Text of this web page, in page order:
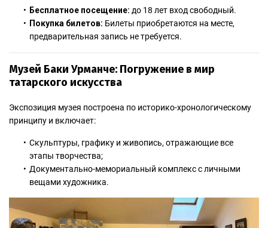
Бесплатное посещение: до 18 лет вход свободный.
Покупка билетов: Билеты приобретаются на месте,
предварительная запись не требуется.
Музей Баки Урманче: Погружение в мир
татарского искусства
Экспозиция музея построена по историко-хронологическому
принципу и включает:
Скульптуры, графику и живопись, отражающие все
этапы творчества;
Документально-мемориальный комплекс с личными
вещами художника.